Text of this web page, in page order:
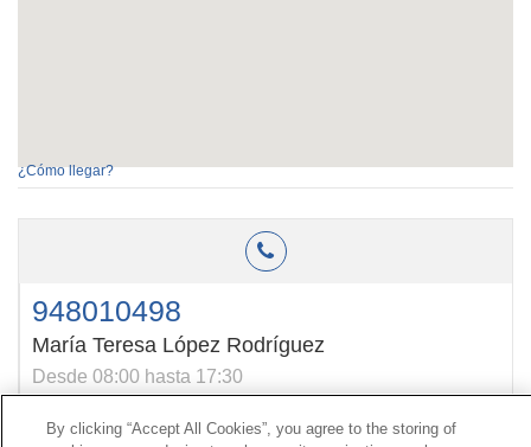
¿Cómo llegar?
948010498
María Teresa López Rodríguez
Desde 08:00 hasta 17:30
By clicking “Accept All Cookies”, you agree to the storing of